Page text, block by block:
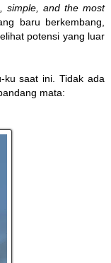
simple, and the most
baru berkembang,
potensi yang luar
ku saat ini. Tidak ada
mata: